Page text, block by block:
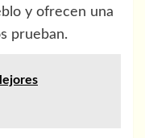
y ofrecen una
prueban.